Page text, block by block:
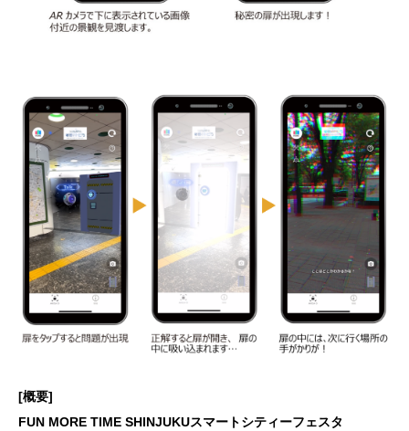
[概要]
FUN MORE TIME SHINJUKUスマートシティーフェスタ